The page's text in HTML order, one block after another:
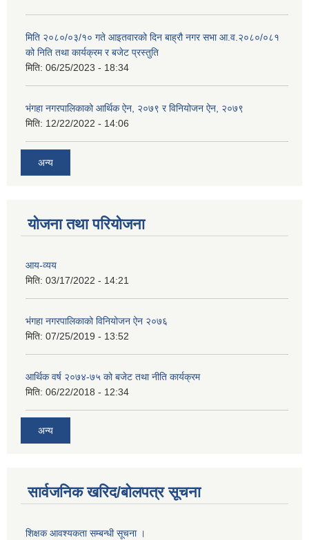
मिति २०८०/०३/१० गते आइतवारको दिन बाह्रौ नगर सभा आ.व.२०८०/०८१
को निति तथा कार्यक्रम र बजेट प्रस्तुति
मिति: 06/25/2023 - 18:34
भंगहा नगरपालिकाको आर्थिक ऐन, २०७९ र विनियोजन ऐन, २०७९
मिति: 12/22/2022 - 14:06
अन्य
योजना तथा परियोजना
आय-व्यय
मिति: 03/17/2022 - 14:21
भंगहा नगरपालिकाको विनियोजन ऐन २०७६
मिति: 07/25/2019 - 13:52
आर्थिक वर्ष २०७४-७५ को बजेट तथा नीति कार्यक्रम
मिति: 06/22/2018 - 12:34
अन्य
सार्वजनिक खरिद/बोलपत्र सूचना
शिक्षक आवश्यकता सम्बन्धी सूचना ।